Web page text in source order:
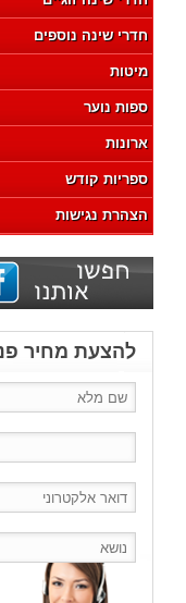
חדרי שינה נוספים
מיטות
ספות נוער
ארונות
ספריות קודש
הצהרת נגישות
להצעת מחיר